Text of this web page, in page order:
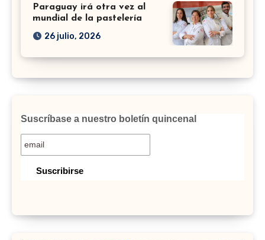
Paraguay irá otra vez al
mundial de la pastelería
26 julio, 2026
Suscríbase a nuestro boletín quincenal